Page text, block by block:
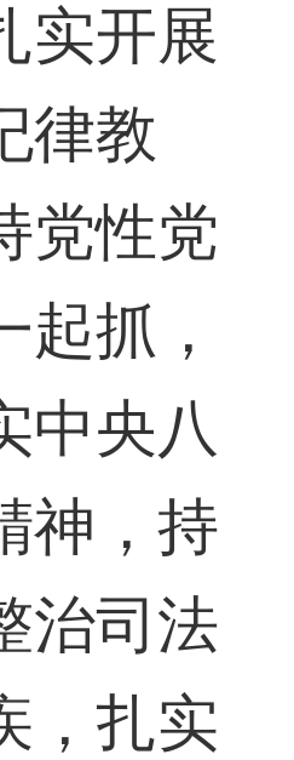
实开展
律教
党性党
起抓，
中央八
神，持
治司法
，扎实